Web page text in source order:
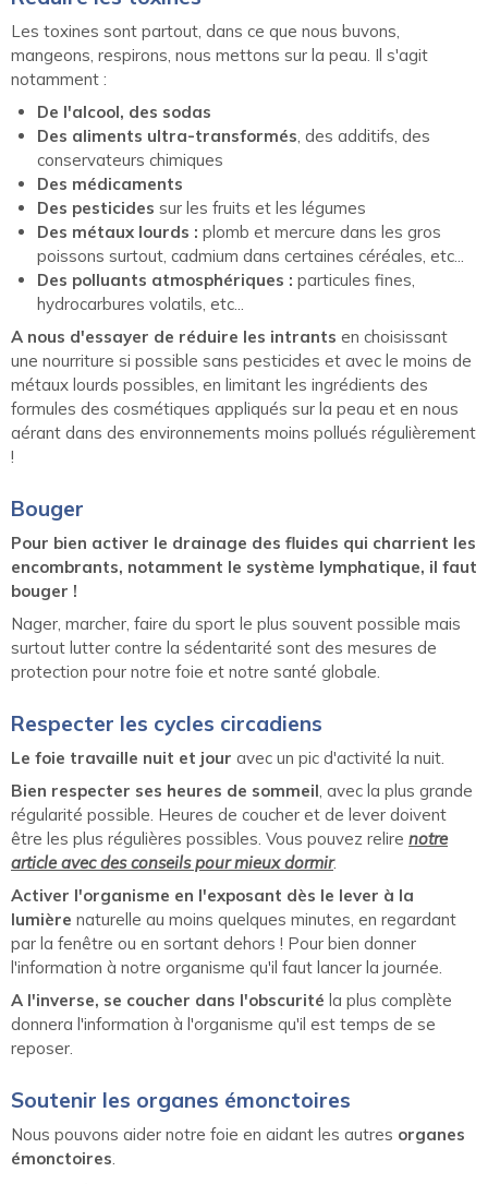
Les toxines sont partout, dans ce que nous buvons,
mangeons, respirons, nous mettons sur la peau. Il s'agit
notamment :
De l'alcool, des sodas
Des aliments ultra-transformés, des additifs, des
conservateurs chimiques
Des médicaments
Des pesticides sur les fruits et les légumes
Des métaux lourds : plomb et mercure dans les gros
poissons surtout, cadmium dans certaines céréales, etc...
Des polluants atmosphériques : particules fines,
hydrocarbures volatils, etc...
A nous d'essayer de réduire les intrants en choisissant
une nourriture si possible sans pesticides et avec le moins de
métaux lourds possibles, en limitant les ingrédients des
formules des cosmétiques appliqués sur la peau et en nous
aérant dans des environnements moins pollués régulièrement
!
Bouger
Pour bien activer le drainage des fluides qui charrient les
encombrants, notamment le système lymphatique, il faut
bouger !
Nager, marcher, faire du sport le plus souvent possible mais
surtout lutter contre la sédentarité sont des mesures de
protection pour notre foie et notre santé globale.
Respecter les cycles circadiens
Le foie travaille nuit et jour avec un pic d'activité la nuit.
Bien respecter ses heures de sommeil, avec la plus grande
régularité possible. Heures de coucher et de lever doivent
être les plus régulières possibles. Vous pouvez relire notre
article avec des conseils pour mieux dormir.
Activer l'organisme en l'exposant dès le lever à la
lumière naturelle au moins quelques minutes, en regardant
par la fenêtre ou en sortant dehors ! Pour bien donner
l'information à notre organisme qu'il faut lancer la journée.
A l'inverse, se coucher dans l'obscurité la plus complète
donnera l'information à l'organisme qu'il est temps de se
reposer.
Soutenir les organes émonctoires
Nous pouvons aider notre foie en aidant les autres organes
émonctoires.